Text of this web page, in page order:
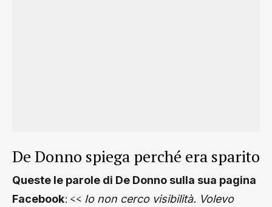
De Donno spiega perché era sparito
Queste le parole di De Donno sulla sua pagina
Facebook: << Io non cerco visibilità. Volevo